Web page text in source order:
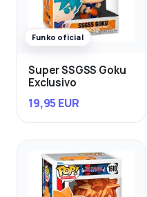
Funko oficial
Super SSGSS Goku
Exclusivo
19,95 EUR